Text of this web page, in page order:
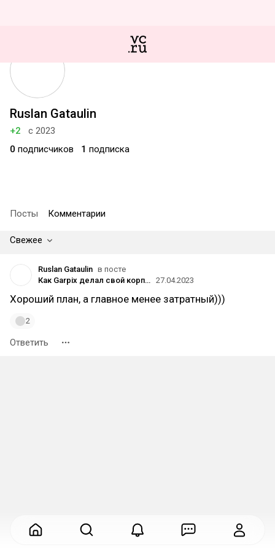
Ruslan Gataulin
+2
с 2023
0 подписчиков 1 подписка
Посты Комментарии
Свежее
Ruslan Gataulin в посте
Как Garpix делал свой корпоративный сайт: больно, дорого, долго 27.04.2023
Хороший план, а главное менее затратный)))
2
Ответить